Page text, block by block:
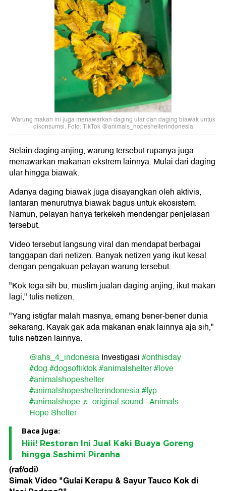
Warung makan ini juga menawarkan daging ular dan daging biawak untuk
dikonsumsi. Foto: TikTok @animals_hopeshelterindonesia
Selain daging anjing, warung tersebut rupanya juga
menawarkan makanan ekstrem lainnya. Mulai dari daging
ular hingga biawak.
Adanya daging biawak juga disayangkan oleh aktivis,
lantaran menurutnya biawak bagus untuk ekosistem.
Namun, pelayan hanya terkekeh mendengar penjelasan
tersebut.
Video tersebut langsung viral dan mendapat berbagai
tanggapan dari netizen. Banyak netizen yang ikut kesal
dengan pengakuan pelayan warung tersebut.
"Kok tega sih bu, muslim jualan daging anjing, ikut makan
lagi," tulis netizen.
"Yang istigfar malah masnya, emang bener-bener dunia
sekarang. Kayak gak ada makanan enak lainnya aja sih,"
tulis netizen lainnya.
@ahs_4_indonesiaInvestigasi#onthisday
#dog#dogsoftiktok#animalshelter#love
#animalshopeshelter
#animalshopeshelterindonesia#fyp
#animalshope ♬ original sound - Animals
Hope Shelter
Baca juga:
Hiii! Restoran Ini Jual Kaki Buaya Goreng
hingga Sashimi Piranha
(raf/odi)
Simak Video "Gulai Kerapu & Sayur Tauco Kok di